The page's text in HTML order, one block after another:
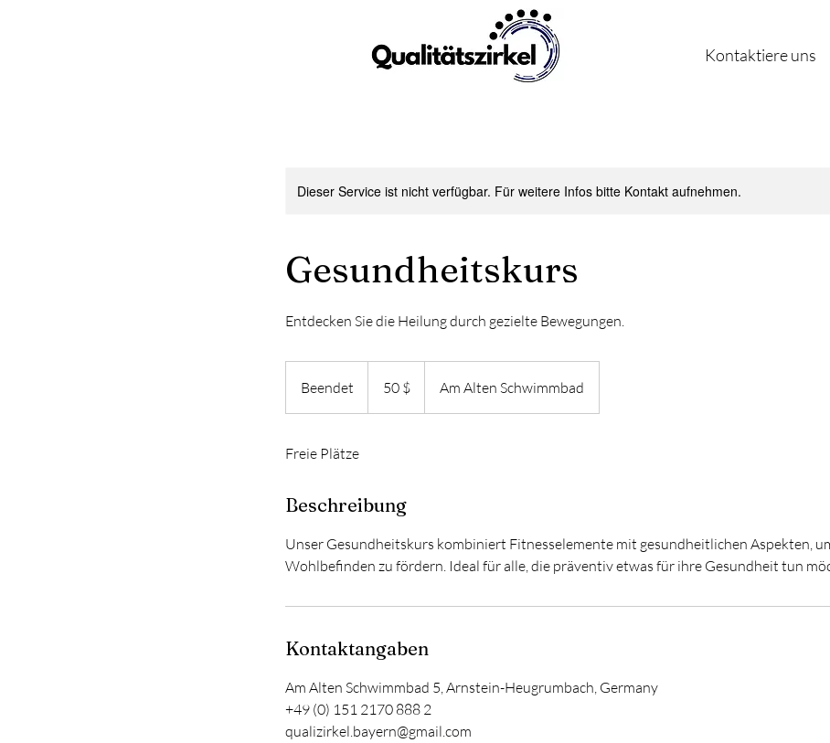
Kontaktiere uns
Dieser Service ist nicht verfügbar. Für weitere Infos bitte Kontakt aufnehmen.
Gesundheitskurs
Entdecken Sie die Heilung durch gezielte Bewegungen.
Beendet
e
n
e
Dollar50 $ Am Alten Schwimmbad
Freie Plätze
Beschreibung
Unser Gesundheitskurs kombiniert Fitnesselemente mit gesundheitlichen Aspekten,
Wohlbefinden zu fördern. Ideal für alle, die präventiv etwas für ihre Gesundheit tun
Kontaktangaben
Am Alten Schwimmbad 5, Arnstein-Heugrumbach, Germany
+49 (0) 151 2170 888 2
qualizirkel.bayern@gmail.com